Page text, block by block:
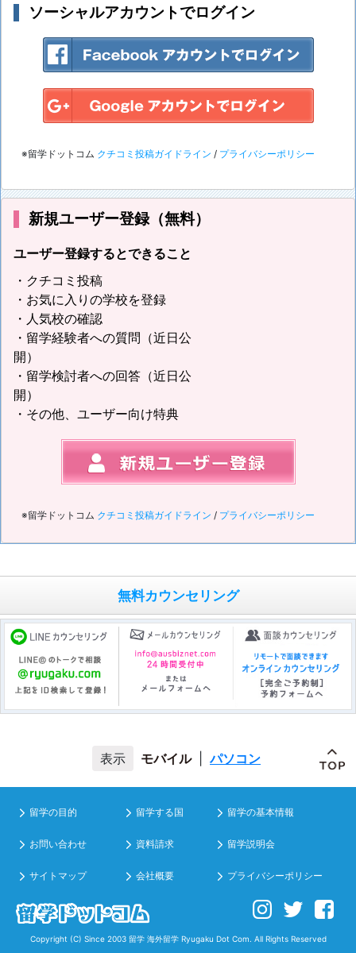
ソーシャルアカウントでログイン
※留学ドットコム クチコミ投稿ガイドライン / プライバシーポリシー
新規ユーザー登録（無料）
ユーザー登録するとできること
・クチコミ投稿
・お気に入りの学校を登録
・人気校の確認
・留学経験者への質問（近日公
開）
・留学検討者への回答（近日公
開）
・その他、ユーザー向け特典
※留学ドットコム クチコミ投稿ガイドライン / プライバシーポリシー
無料カウンセリング
モバイル パソコン
留学の目的 留学する国 留学の基本情報
お問い合わせ 資料請求 留学説明会
サイトマップ 会社概要 プライバシーポリシー
Copyright (C) Since 2003 留学 海外留学Ryugaku Dot Com. All Rights Reserved